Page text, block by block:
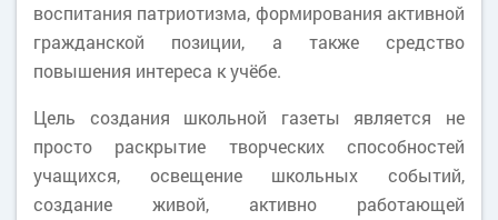
воспитания патриотизма, формирования активной
гражданской позиции, а также средство
повышения интереса к учёбе.
Цель создания школьной газеты является не
просто раскрытие творческих способностей
учащихся, освещение школьных событий,
создание живой, активно работающей